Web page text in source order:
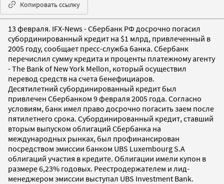
Копировать ссылку
13 февраля. IFX-News - Сбербанк РФ досрочно погасил
субординированный кредит на $1 млрд, привлеченный в
2005 году, сообщает пресс-служба банка. Сбербанк
перечислил сумму кредита и проценты платежному агенту
- The Bank of New York Mellon, который осуществил
перевод средств на счета бенефициаров.
Десятилетний субординированный кредит был
привлечен Сбербанком 9 февраля 2005 года. Согласно
условиям, банк имел право досрочно погасить заем после
пятилетнего срока. Субординированный кредит, ставший
вторым выпуском облигаций Сбербанка на
международных рынках, был профинансирован
посредством эмиссии банком UBS Luxembourg S.A
облигаций участия в кредите. Облигации имели купон в
размере 6,23% годовых. Реестродержателем и лид-
менеджером эмиссии выступал UBS Investment Bank.